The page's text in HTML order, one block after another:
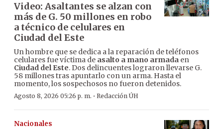
Video: Asaltantes se alzan con
más de G. 50 millones en robo
a técnico de celulares en
Ciudad del Este
Un hombre que se dedica a la reparación de teléfonos
celulares fue víctima de asalto a mano armada en
Ciudad del Este. Dos delincuentes lograron llevarse G.
58 millones tras apuntarlo con un arma. Hasta el
momento, los sospechosos no fueron detenidos.
Agosto 8, 2026 05:26 p. m. · Redacción ÚH
Nacionales